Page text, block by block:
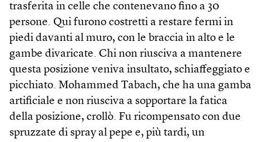
trasferita in celle che contenevano fino a 30
persone. Qui furono costretti a restare fermi in
piedi davanti al muro, con le braccia in alto e le
gambe divaricate. Chi non riusciva a mantenere
questa posizione veniva insultato, schiaffeggiato e
picchiato. Mohammed Tabach, che ha una gamba
artificiale e non riusciva a sopportare la fatica
della posizione, crollò. Fu ricompensato con due
spruzzate di spray al pepe e, più tardi, un